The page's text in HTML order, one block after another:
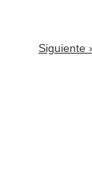
Siguiente